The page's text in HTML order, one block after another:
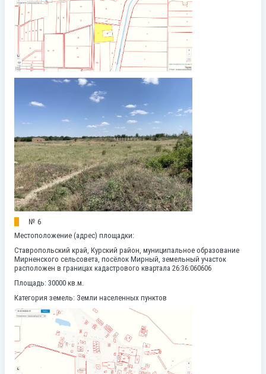
№ 6
Местоположение (адрес) площадки:
Ставропольский край, Курский район, муниципальное образование
Мирненского сельсовета, посёлок Мирный, земельный участок
расположен в границах кадастрового квартала 26:36:060606
Площадь: 30000 кв.м.
Категория земель: Земли населенных пунктов